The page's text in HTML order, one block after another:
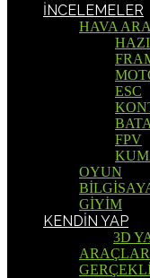
İNCELEMELER
HAVA
ESC
FPV
OYUN
GİYİM
KENDİN YAP
3D